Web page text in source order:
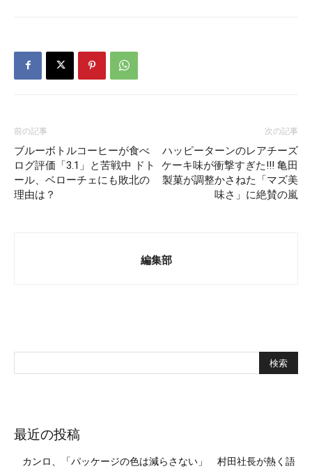
前の記事
ブルーボトルコーヒーが食べ
ログ評価「3.1」と苦戦中 ドト
ール、ベローチェにも敗北の
理由は？
次の記事
ハッピーターンのレアチーズ
ケーキ味が衝撃すぎた!!! 亀田
製菓が調整かさねた「マズ美
味さ」に絶賛の嵐
編集部
最近の投稿
カンロ、「パッケージの色は減らさない」 村田社長が熱く語